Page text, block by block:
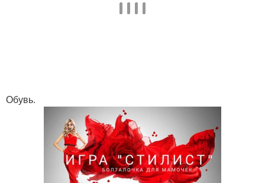
Обувь.